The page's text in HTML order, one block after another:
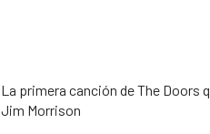
La primera canción de The Doors
Jim Morrison